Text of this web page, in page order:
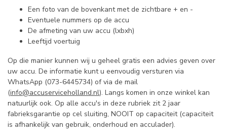
Een foto van de bovenkant met de zichtbare + en -
Eventuele nummers op de accu
De afmeting van uw accu (lxbxh)
Leeftijd voertuig
Op die manier kunnen wij u geheel gratis een advies geven over
uw accu. De informatie kunt u eenvoudig versturen via
WhatsApp (073-6445734) of via de mail
(info@accuserviceholland.nl). Langs komen in onze winkel kan
natuurlijk ook. Op alle accu's in deze rubriek zit 2 jaar
fabrieksgarantie op cel sluiting, NOOIT op capaciteit (capaciteit
is afhankelijk van gebruik, onderhoud en acculader).